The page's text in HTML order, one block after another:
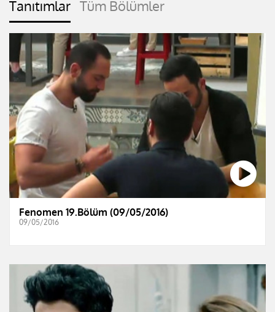
Tanıtımlar Tüm Bölümler
Fenomen 19.Bölüm (09/05/2016)
09/05/2016